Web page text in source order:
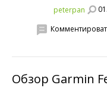
peterpan
Обзор Garmin